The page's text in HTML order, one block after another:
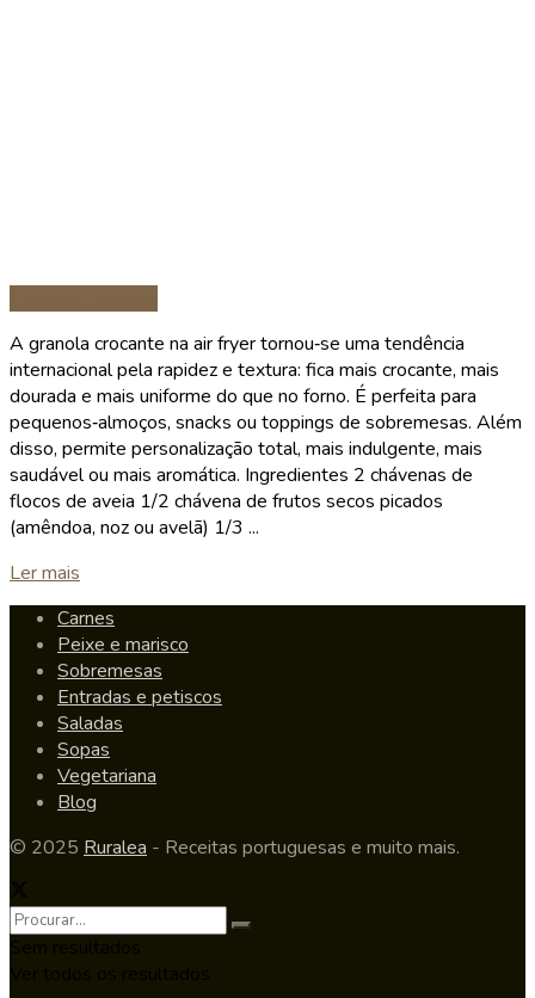
A granola crocante na air fryer tornou‑se uma tendência
internacional pela rapidez e textura: fica mais crocante, mais
dourada e mais uniforme do que no forno. É perfeita para
pequenos‑almoços, snacks ou toppings de sobremesas. Além
disso, permite personalização total, mais indulgente, mais
saudável ou mais aromática. Ingredientes 2 chávenas de
flocos de aveia 1/2 chávena de frutos secos picados
(amêndoa, noz ou avelã) 1/3 ...
Ler mais
Carnes
Peixe e marisco
Sobremesas
Entradas e petiscos
Saladas
Sopas
Vegetariana
Blog
© 2025 Ruralea - Receitas portuguesas e muito mais.